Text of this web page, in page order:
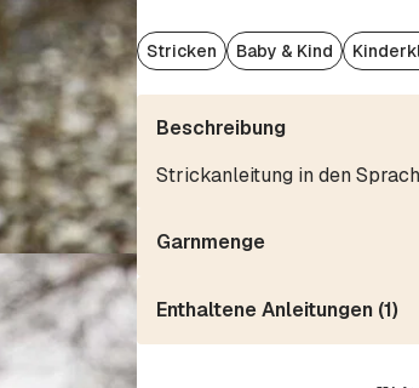
Stricken Baby & Kind
Beschreibung
Strickanleitung in den
Garnmenge
Enthaltene Anleitungen (1)